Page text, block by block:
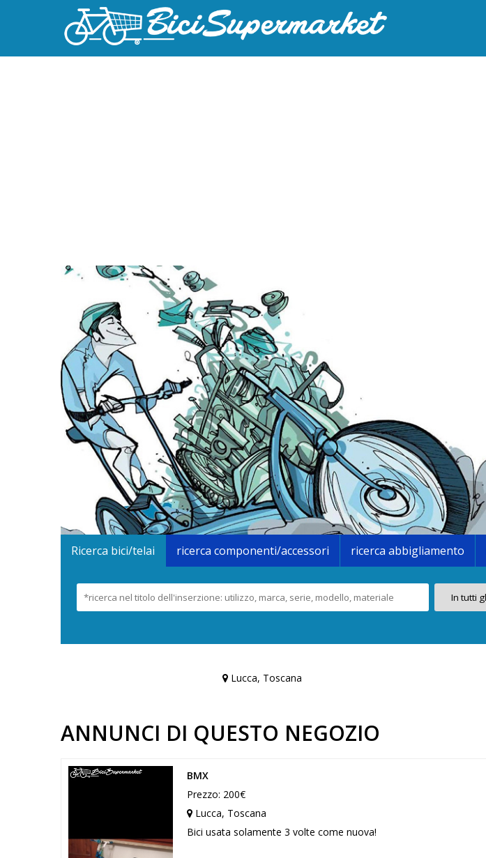
Ricerca bici/telai ricerca componenti/accessori ricerca abbigliamento
Lucca, Toscana
ANNUNCI DI QUESTO NEGOZIO
BMX
Prezzo: 200€
Lucca, Toscana
Bici usata solamente 3 volte come nuova!